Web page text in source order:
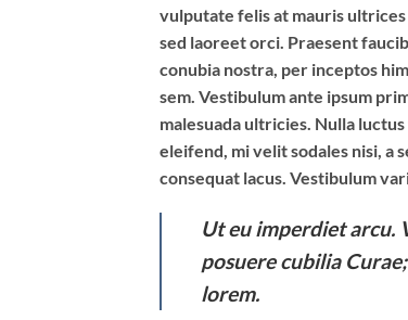
vulputate felis at mauris
sed laoreet orci. Praesent
conubia nostra, per inceptos
sem. Vestibulum ante ipsum
malesuada ultricies. Nulla
eleifend, mi velit sodales nisi, a
consequat lacus. Vestibulum
Ut eu imperdiet arcu.
posuere cubilia
lorem.